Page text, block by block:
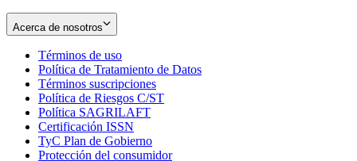
Acerca de nosotros
Términos de uso
in
new
window
Política de Tratamiento de Datos
Términos suscripciones
in
Política de Riesgos C/ST
Política SAGRILAFT
new
window
Certificación ISSN
in
new
TyC Plan de Gobierno
in
Protección del consumidorOpens